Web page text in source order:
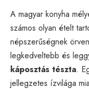
A magyar konyha
számos olyan ételt
népszerűségnek
legkedveltebb és
káposztás tészta.
jellegzetes ízvilága